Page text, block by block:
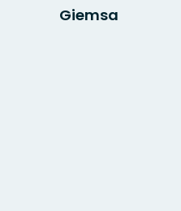
Giemsa